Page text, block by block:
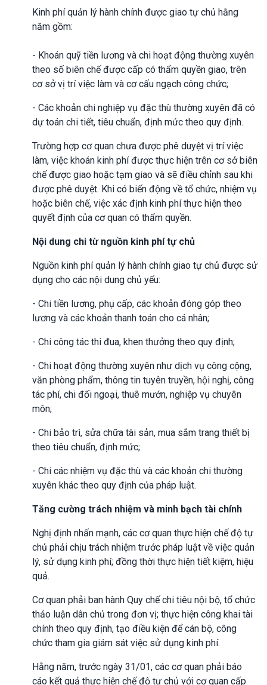
Kinh phí quản lý hành chính được giao tự chủ hằng
năm gồm:
- Khoán quỹ tiền lương và chi hoạt động thường xuyên
theo số biên chế được cấp có thẩm quyền giao, trên
cơ sở vị trí việc làm và cơ cấu ngạch công chức;
- Các khoản chi nghiệp vụ đặc thù thường xuyên đã có
dự toán chi tiết, tiêu chuẩn, định mức theo quy định.
Trường hợp cơ quan chưa được phê duyệt vị trí việc
làm, việc khoán kinh phí được thực hiện trên cơ sở biên
chế được giao hoặc tạm giao và sẽ điều chỉnh sau khi
được phê duyệt. Khi có biến động về tổ chức, nhiệm vụ
hoặc biên chế, việc xác định kinh phí thực hiện theo
quyết định của cơ quan có thẩm quyền.
Nội dung chi từ nguồn kinh phí tự chủ
Nguồn kinh phí quản lý hành chính giao tự chủ được sử
dụng cho các nội dung chủ yếu:
- Chi tiền lương, phụ cấp, các khoản đóng góp theo
lương và các khoản thanh toán cho cá nhân;
- Chi công tác thi đua, khen thưởng theo quy định;
- Chi hoạt động thường xuyên như dịch vụ công cộng,
văn phòng phẩm, thông tin tuyên truyền, hội nghị, công
tác phí, chi đối ngoại, thuê mướn, nghiệp vụ chuyên
môn;
- Chi bảo trì, sửa chữa tài sản, mua sắm trang thiết bị
theo tiêu chuẩn, định mức;
- Chi các nhiệm vụ đặc thù và các khoản chi thường
xuyên khác theo quy định của pháp luật.
Tăng cường trách nhiệm và minh bạch tài chính
Nghị định nhấn mạnh, các cơ quan thực hiện chế độ tự
chủ phải chịu trách nhiệm trước pháp luật về việc quản
lý, sử dụng kinh phí; đồng thời thực hiện tiết kiệm, hiệu
quả.
Cơ quan phải ban hành Quy chế chi tiêu nội bộ, tổ chức
thảo luận dân chủ trong đơn vị; thực hiện công khai tài
chính theo quy định, tạo điều kiện để cán bộ, công
chức tham gia giám sát việc sử dụng kinh phí.
Hằng năm, trước ngày 31/01, các cơ quan phải báo
cáo kết quả thực hiện chế độ tự chủ với cơ quan cấp